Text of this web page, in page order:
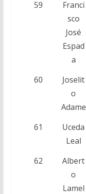
59
Franci
sco
José
Espad
a
60
Joselit
o
Adame
61
Uceda
Leal
62
Albert
o
Lamel